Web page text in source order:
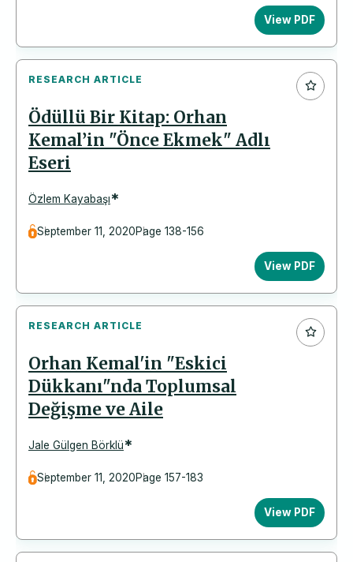
View PDF
RESEARCH ARTICLE
Ödüllü Bir Kitap: Orhan
Kemal’in "Önce Ekmek" Adlı
Eseri
Özlem Kayabaşı*
September 11, 2020Page 138-156
View PDF
RESEARCH ARTICLE
Orhan Kemal'in "Eskici
Dükkanı"nda Toplumsal
Değişme ve Aile
Jale Gülgen Börklü*
September 11, 2020Page 157-183
View PDF